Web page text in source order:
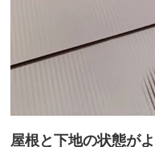
屋根と下地の状態が